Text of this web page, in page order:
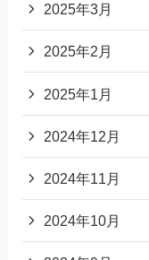
2025年3月
2025年2月
2025年1月
2024年12月
2024年11月
2024年10月